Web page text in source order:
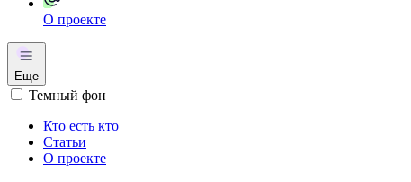
О проекте
Еще
Темный фон
Кто есть кто
Статьи
О проекте